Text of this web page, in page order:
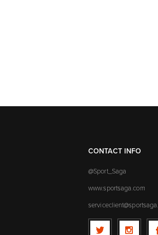
CONTACT INFO
@Sport_Saga
www.sportsaga.com